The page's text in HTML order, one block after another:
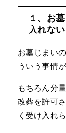
１、お
入れない
お墓じまい
ういう事情
もちろん分
改葬を許可
く受け入れ